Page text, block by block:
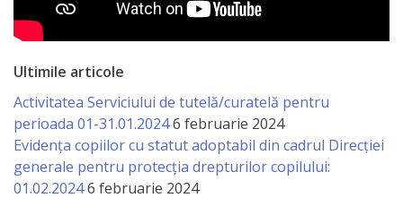
Ultimile articole
Activitatea Serviciului de tutelă/curatelă pentru
perioada 01-31.01.20246 februarie 2024
Evidența copiilor cu statut adoptabil din cadrul Direcției
generale pentru protecția drepturilor copilului:
01.02.20246 februarie 2024